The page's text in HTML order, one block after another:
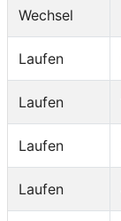
Wechsel
Laufen
Laufen
Laufen
Laufen